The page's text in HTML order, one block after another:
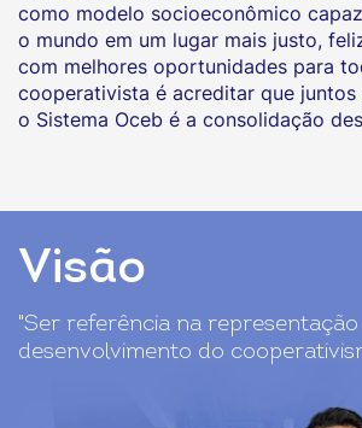
como modelo socioeconômico
o mundo em um lugar mais justo,
com melhores oportunidades para
cooperativista é acreditar que juntos
o Sistema Oceb é a consolidação
Visão
"Ser referência na representação
desenvolvimento do